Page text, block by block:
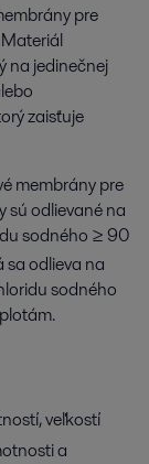
pre
na jedinečnej
zaisťuje
membrány pre
sú odlievané na
sodného ≥ 90
sa odlieva na
sodného
veľkostí
a